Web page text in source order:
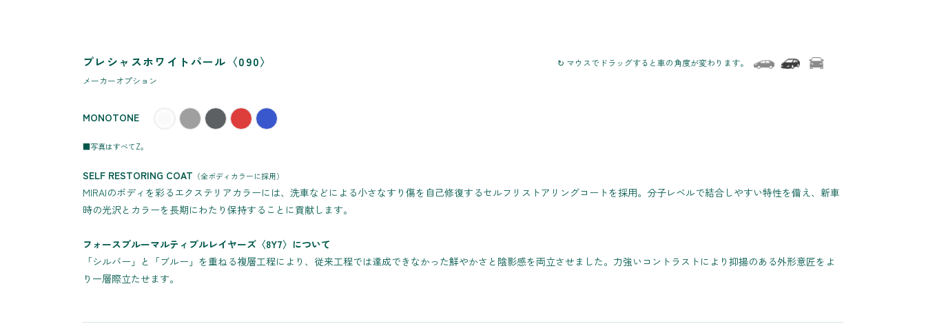
プレシャスホワイトパール〈090〉
メーカーオプション
↻ マウスでドラッグすると車の角度が変わります。
MONOTONE
■写真はすべてZ。
SELF RESTORING COAT （全ボディカラーに採用）
MIRAIのボディを彩るエクステリアカラーには、洗車などによる小さなすり傷を自己修復するセルフリストアリングコートを採用。分子レベルで結合しやすい特性を備え、新車
時の光沢とカラーを長期にわたり保持することに貢献します。
フォースブルーマルティプルレイヤーズ〈8Y7〉について
「シルバー」と「ブルー」を重ねる複層工程により、従来工程では達成できなかった鮮やかさと陰影感を両立させました。力強いコントラストにより抑揚のある外形意匠をよ
り一層際立たせます。